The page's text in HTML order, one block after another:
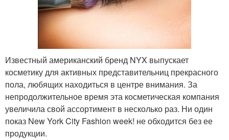
Известный американский бренд NYX выпускает
косметику для активных представительниц прекрасного
пола, любящих находиться в центре внимания. За
непродолжительное время эта косметическая компания
увеличила свой ассортимент в несколько раз. Ни один
показ New York City Fashion week! не обходится без ее
продукции.